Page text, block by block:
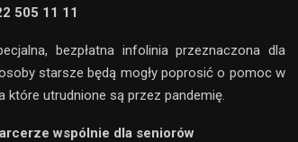
505 11 11
bezpłatna infolinia przeznaczona dla
starsze będą mogły poprosić o pomoc w
które utrudnione są przez pandemię.
wspólnie dla seniorów